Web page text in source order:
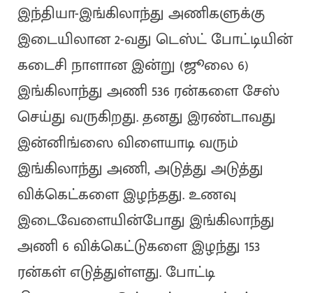
இந்தியா-இங்கிலாந்து அணிகளுக்கு
இடையிலான 2-வது டெஸ்ட் போட்டியின்
கடைசி நாளான இன்று (ஜூலை 6)
இங்கிலாந்து அணி 536 ரன்களை சேஸ்
செய்து வருகிறது. தனது இரண்டாவது
இன்னிங்ஸை விளையாடி வரும்
இங்கிலாந்து அணி, அடுத்து அடுத்து
விக்கெட்களை இழந்தது. உணவு
இடைவேளையின்போது இங்கிலாந்து
அணி 6 விக்கெட்டுகளை இழந்து 153
ரன்கள் எடுத்துள்ளது. போட்டி